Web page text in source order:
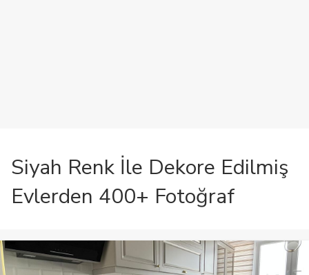
Siyah Renk İle Dekore Edilmiş
Evlerden 400+ Fotoğraf